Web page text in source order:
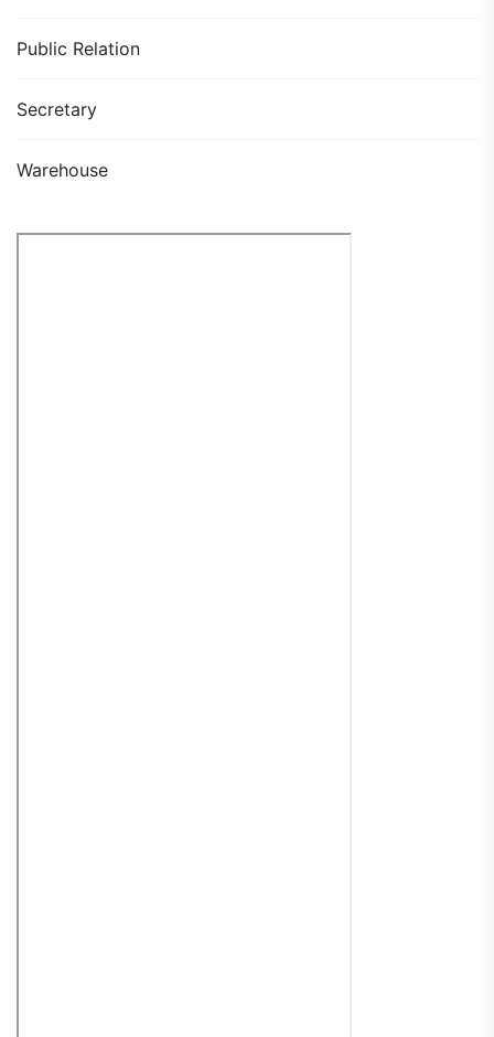
Public Relation
Secretary
Warehouse